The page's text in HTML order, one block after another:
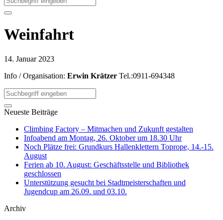
Weinfahrt
14. Januar 2023
Info / Organisation: Erwin Krätzer Tel.:0911-694348
Neueste Beiträge
Climbing Factory – Mitmachen und Zukunft gestalten
Infoabend am Montag, 26. Oktober um 18.30 Uhr
Noch Plätze frei: Grundkurs Hallenklettern Toprope, 14.-15.
August
Ferien ab 10. August: Geschäftsstelle und Bibliothek
geschlossen
Unterstützung gesucht bei Stadtmeisterschaften und
Jugendcup am 26.09. und 03.10.
Archiv